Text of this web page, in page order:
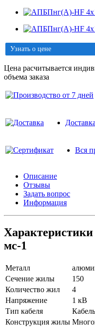
Узнать о цене
Цена расчитывается
объема заказа
Вся
Описание
Отзывы
Задать вопрос
Информация
мс-1
Металл
Сечение жилы
150
Количество жил
4
Напряжение
1 кВ
Тип кабеля
Конструкция жилы